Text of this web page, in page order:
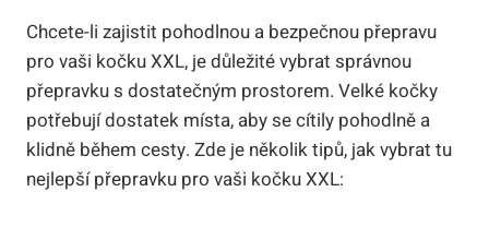
Chcete-li zajistit pohodlnou a bezpečnou přepravu
pro vaši kočku XXL, je důležité vybrat správnou
přepravku s dostatečným prostorem. Velké kočky
potřebují dostatek místa, aby se cítily pohodlně a
klidně během cesty. Zde je několik tipů, jak vybrat tu
nejlepší přepravku pro vaši kočku XXL: